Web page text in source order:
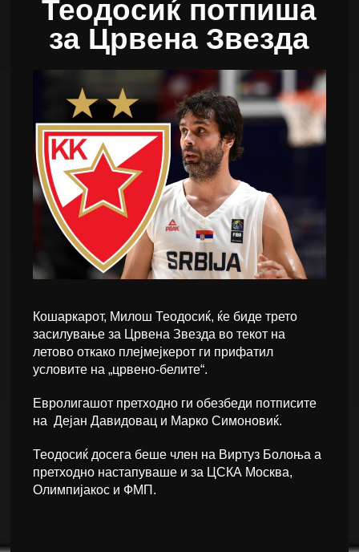
Теодосиќ потпиша
за Црвена Звезда
Кошаркарот, Милош Теодосиќ, ќе биде трето
засилување за Црвена Звезда во текот на
летово откако плејмејкерот ги прифатил
условите на „црвено-белите“.
Евролигашот претходно ги обезбеди потписите
на Дејан Давидовац и Марко Симоновиќ.
Теодосиќ досега беше член на Виртуз Болоња а
претходно настапуваше и за ЦСКА Москва,
Олимпијакос и ФМП.